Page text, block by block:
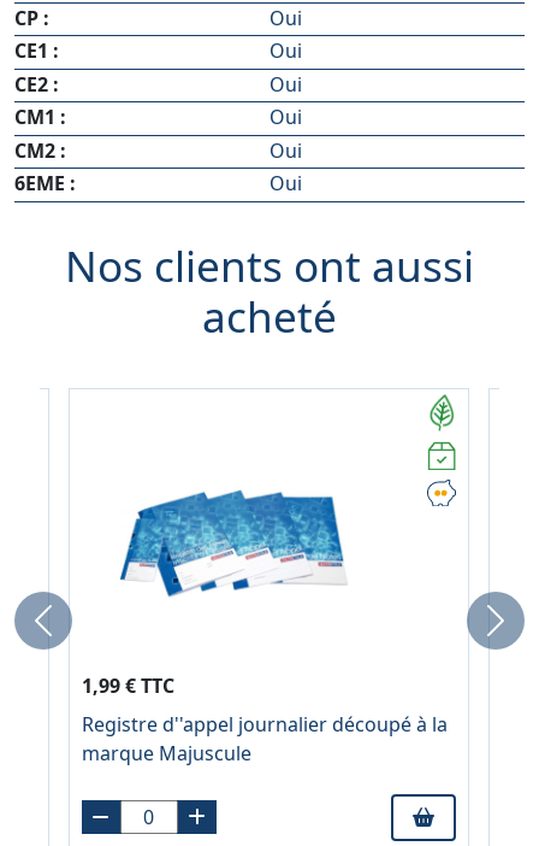
CP :
Oui
CE1 :
Oui
CE2 :
Oui
CM1 :
Oui
CM2 :
Oui
6EME :
Oui
Nos clients ont aussi
acheté
1,99 € TTC
Registre d''appel journalier découpé à la
marque Majuscule
Previous Next